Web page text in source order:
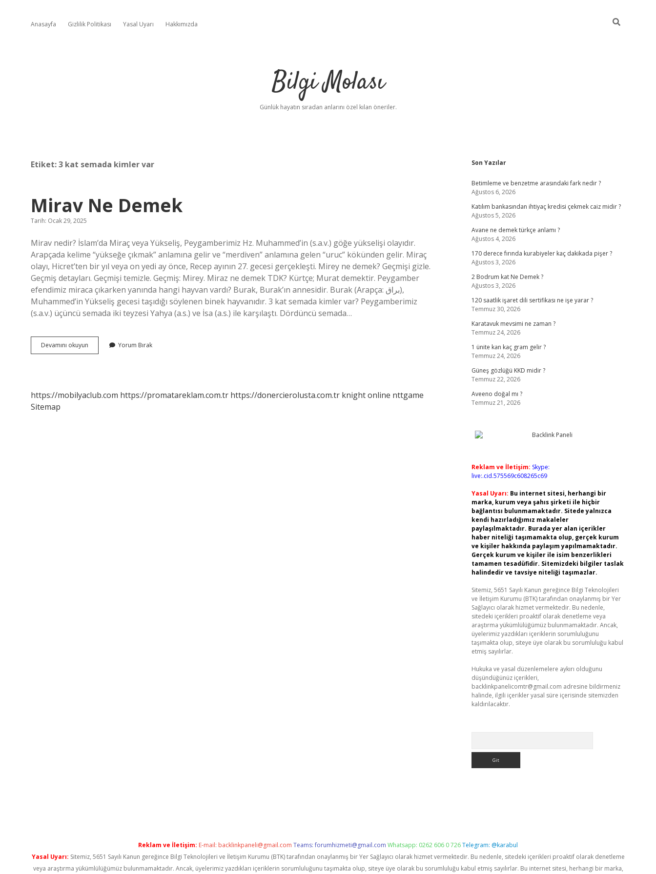
Anasayfa Gizlilik Politikası Yasal Uyarı Hakkımızda
Bilgi Molası
Günlük hayatın sıradan anlarını özel kılan öneriler.
Etiket:3 kat semada kimler var
Mirav Ne Demek
Tarih: Ocak 29, 2025
Mirav nedir? İslam’da Miraç veya Yükseliş, Peygamberimiz Hz. Muhammed’in (s.a.v.) göğe yükselişi olayıdır.
Arapçada kelime “yükseğe çıkmak” anlamına gelir ve “merdiven” anlamına gelen “uruc” kökünden gelir. Miraç
olayı, Hicret’ten bir yıl veya on yedi ay önce, Recep ayının 27. gecesi gerçekleşti. Mirey ne demek? Geçmişi gizle.
Geçmiş detayları. Geçmişi temizle. Geçmiş: Mirey. Miraz ne demek TDK? Kürtçe; Murat demektir. Peygamber
efendimiz miraca çıkarken yanında hangi hayvan vardı? Burak, Burak’ın annesidir. Burak (Arapça: براق),
Muhammed’in Yükseliş gecesi taşıdığı söylenen binek hayvanıdır. 3 kat semada kimler var? Peygamberimiz
(s.a.v.) üçüncü semada iki teyzesi Yahya (a.s.) ve İsa (a.s.) ile karşılaştı. Dördüncü semada…
Devamını okuyun
Ne
Yorum Bırak
https://mobilyaclub.com https://promatareklam.com.tr https://donercierolusta.com.tr knight online nttgame
Sitemap
Sidebar
Son Yazılar
Betimleme ve benzetme arasındaki fark nedir ?
Ağustos 6, 2026
Katılım bankasından ihtiyaç kredisi çekmek caiz midir ?
Ağustos 5, 2026
Avane ne demek türkçe anlamı ?
Ağustos 4, 2026
170 derece fırında kurabiyeler kaç dakikada pişer ?
Ağustos 3, 2026
2 Bodrum kat Ne Demek ?
Ağustos 3, 2026
120 saatlik işaret dili sertifikası ne işe yarar ?
Temmuz 30, 2026
Karatavuk mevsimi ne zaman ?
Temmuz 24, 2026
1 ünite kan kaç gram gelir ?
Temmuz 24, 2026
Güneş gözlüğü KKD midir ?
Temmuz 22, 2026
Aveeno doğal mı ?
Temmuz 21, 2026
Reklam ve İletişim: Skype:
live:.cid.575569c608265c69
Yasal Uyarı: Bu internet sitesi, herhangi bir
marka, kurum veya şahıs şirketi ile hiçbir
bağlantısı bulunmamaktadır. Sitede yalnızca
kendi hazırladığımız makaleler
paylaşılmaktadır. Burada yer alan içerikler
haber niteliği taşımamakta olup, gerçek kurum
ve kişiler hakkında paylaşım yapılmamaktadır.
Gerçek kurum ve kişiler ile isim benzerlikleri
tamamen tesadüfidir. Sitemizdeki bilgiler taslak
halindedir ve tavsiye niteliği taşımazlar.
Sitemiz, 5651 Sayılı Kanun gereğince Bilgi Teknolojileri
ve İletişim Kurumu (BTK) tarafından onaylanmış bir Yer
Sağlayıcı olarak hizmet vermektedir. Bu nedenle,
sitedeki içerikleri proaktif olarak denetleme veya
araştırma yükümlülüğümüz bulunmamaktadır. Ancak,
üyelerimiz yazdıkları içeriklerin sorumluluğunu
taşımakta olup, siteye üye olarak bu sorumluluğu kabul
etmiş sayılırlar.
Hukuka ve yasal düzenlemelere aykırı olduğunu
düşündüğünüz içerikleri,
backlinkpanelicomtr@gmail.com adresine bildirmeniz
halinde, ilgili içerikler yasal süre içerisinde sitemizden
kaldırılacaktır.
Reklam ve İletişim: E-mail: backlinkpaneli@gmail.com Teams:forumhizmeti@gmail.com Whatsapp: 0262 606 0 726Telegram: @karabul
Yasal Uyarı: Sitemiz, 5651 Sayılı Kanun gereğince Bilgi Teknolojileri ve İletişim Kurumu (BTK) tarafından onaylanmış bir Yer Sağlayıcı olarak hizmet vermektedir. Bu nedenle, sitedeki içerikleri proaktif olarak denetleme
veya araştırma yükümlülüğümüz bulunmamaktadır. Ancak, üyelerimiz yazdıkları içeriklerin sorumluluğunu taşımakta olup, siteye üye olarak bu sorumluluğu kabul etmiş sayılırlar. Bu internet sitesi, herhangi bir marka,